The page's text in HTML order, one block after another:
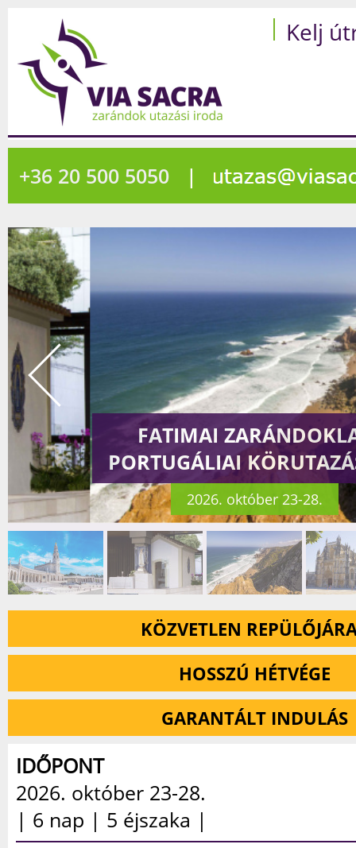
Kelj
+36 20 500 5050 |
FATIMAI
PORTUGÁLIAI
2026. október 23-28.
KÖZVETLEN
HOSSZÚ HÉTVÉGE
GARANTÁLT INDULÁS
IDŐPONT
2026. október 23-28.
| 6 nap | 5 éjszaka |